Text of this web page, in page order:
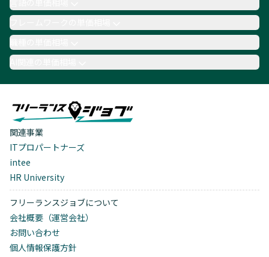
職種の単価相場
AI関連の単価相場
関連事業
ITプロパートナーズ
intee
HR University
フリーランスジョブについて
会社概要（運営会社）
お問い合わせ
個人情報保護方針